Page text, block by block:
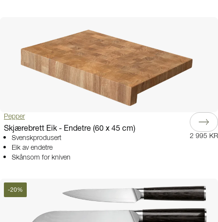
Pepper
Skjærebrett Eik - Endetre (60 x 45 cm)
Svenskprodusert
Eik av endetre
Skånsom for kniven
2 995 KR
-20%